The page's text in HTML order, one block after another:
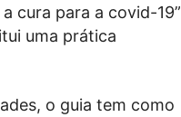
cura para a covid-19”
uma prática
o guia tem como